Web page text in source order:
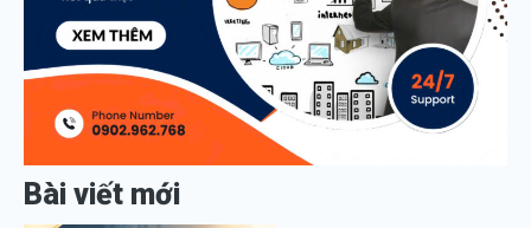
Bài viết mới